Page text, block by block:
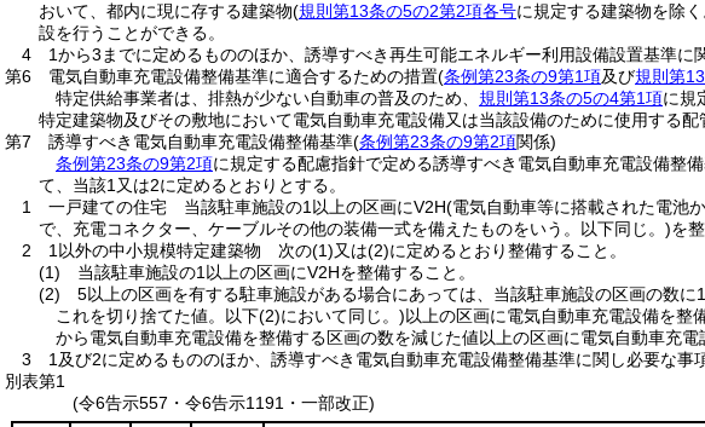
おいて、都内に現に存する建築物(規則第13条の5の2第2項各号に規定する建築物を除
設を行うことができる。
4 1から3までに定めるもののほか、誘導すべき再生可能エネルギー利用設備設置基準に
第6 電気自動車充電設備整備基準に適合するための措置(条例第23条の9第1項及び規則第
特定供給事業者は、排熱が少ない自動車の普及のため、 規則第13条の5の4第1項に規
特定建築物及びその敷地において電気自動車充電設備又は当該設備のために使用する配
第7 誘導すべき電気自動車充電設備整備基準(条例第23条の9第2項関係)
条例第23条の9第2項に規定する配慮指針で定める誘導すべき電気自動車充電設備整
て、当該1又は2に定めるとおりとする。
1 一戸建ての住宅 当該駐車施設の1以上の区画にV2H(電気自動車等に搭載された電池
で、充電コネクター、ケーブルその他の装備一式を備えたものをいう。以下同じ。)を
2 1以外の中小規模特定建築物 次の(1)又は(2)に定めるとおり整備すること。
(1) 当該駐車施設の1以上の区画にV2Hを整備すること。
(2) 5以上の区画を有する駐車施設がある場合にあっては、当該駐車施設の区画の数に
これを切り捨てた値。以下(2)において同じ。)以上の区画に電気自動車充電設備を整
から電気自動車充電設備を整備する区画の数を減じた値以上の区画に電気自動車充電
3 1及び2に定めるもののほか、誘導すべき電気自動車充電設備整備基準に関し必要な事
別表第1
(令6告示557・令6告示1191・一部改正)